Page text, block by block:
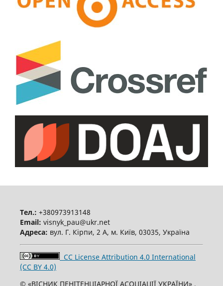
Тел.: +380973913148
Email: visnyk_pau@ukr.net
Адреса: вул. Г. Кірпи, 2 А, м. Київ, 03035, Україна
CC License Attribution 4.0 International
(CC BY 4.0)
© «ВІСНИК ПЕНІТЕНЦІАРНОЇ АСОЦІАЦІЇ УКРАЇНИ» ,